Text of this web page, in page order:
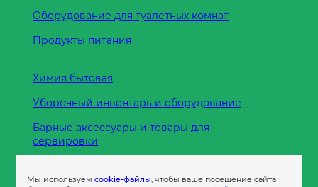
Оборудование для туалетных комнат
Продукты питания
Химия бытовая
Уборочный инвентарь и оборудование
Барные аксессуары и товары для
сервировки
Мы используемcookie-файлы, чтобы ваше посещение сайта